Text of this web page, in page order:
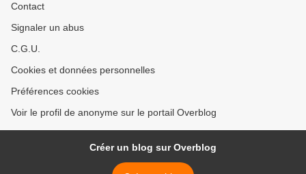
Contact
Signaler un abus
C.G.U.
Cookies et données personnelles
Préférences cookies
Voir le profil de anonyme sur le portail Overblog
Créer un blog sur Overblog